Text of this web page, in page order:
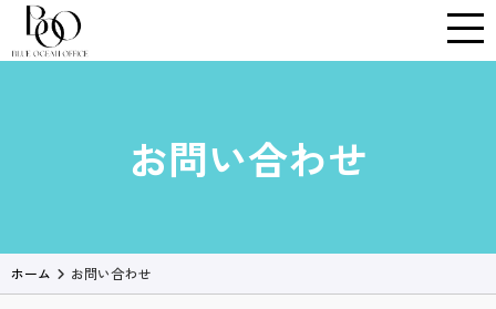
Skip
to
お問い合わせ
ホーム お問い合わせ